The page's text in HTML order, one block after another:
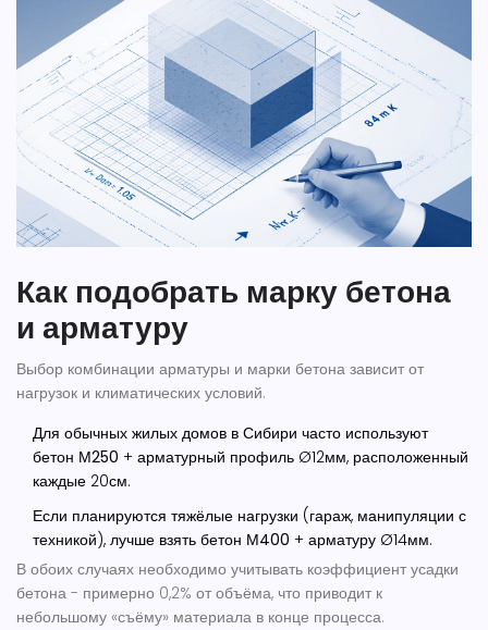
Как подобрать марку бетона
и арматуру
Выбор комбинации арматуры и марки бетона зависит от
нагрузок и климатических условий.
Для обычных жилых домов в Сибири часто используют
бетон М250 + арматурный профиль Ø12мм, расположенный
каждые 20см.
Если планируются тяжёлые нагрузки (гараж, манипуляции с
техникой), лучше взять бетон М400 + арматуру Ø14мм.
В обоих случаях необходимо учитывать коэффициент усадки
бетона - примерно 0,2% от объёма, что приводит к
небольшому «съёму» материала в конце процесса.